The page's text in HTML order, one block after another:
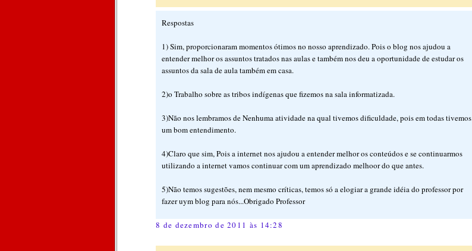
Respostas
1) Sim, proporcionaram momentos ótimos no nosso aprendizado. Pois o blog nos ajudou a
entender melhor os assuntos tratados nas aulas e também nos deu a oportunidade de estudar os
assuntos da sala de aula também em casa.
2)o Trabalho sobre as tribos indígenas que fizemos na sala informatizada.
3)Não nos lembramos de Nenhuma atividade na qual tivemos dificuldade, pois em todas tivemos
um bom entendimento.
4)Claro que sim, Pois a internet nos ajudou a entender melhor os conteúdos e se continuarmos
utilizando a internet vamos continuar com um aprendizado melhoor do que antes.
5)Não temos sugestões, nem mesmo críticas, temos só a elogiar a grande idéia do professor por
fazer uym blog para nós...Obrigado Professor
8 de dezembro de 2011 às 14:28